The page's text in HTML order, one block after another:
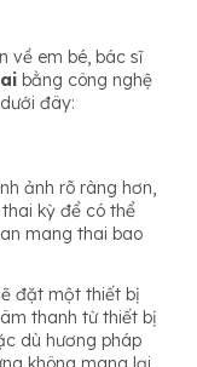
về em bé, bác sĩ
bằng công nghệ
đây:
ảnh rõ ràng hơn,
kỳ để có thể
mang thai bao
đặt một thiết bị
thanh từ thiết bị
dù hương pháp